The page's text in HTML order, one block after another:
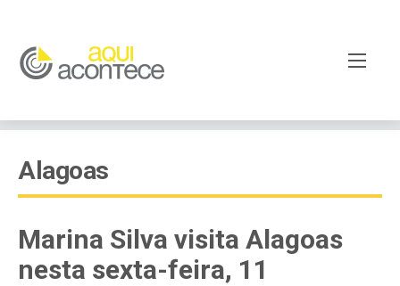
Alagoas
Marina Silva visita Alagoas
nesta sexta-feira, 11